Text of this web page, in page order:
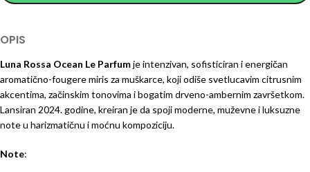
OPIS
Luna Rossa Ocean Le Parfumje intenzivan, sofisticiran i energičan
aromatično-fougere miris za muškarce, koji odiše svetlucavim citrusnim
akcentima, začinskim tonovima i bogatim drveno-ambernim završetkom.
Lansiran 2024. godine, kreiran je da spoji moderne, muževne i luksuzne
note u harizmatičnu i moćnu kompoziciju.
Note: